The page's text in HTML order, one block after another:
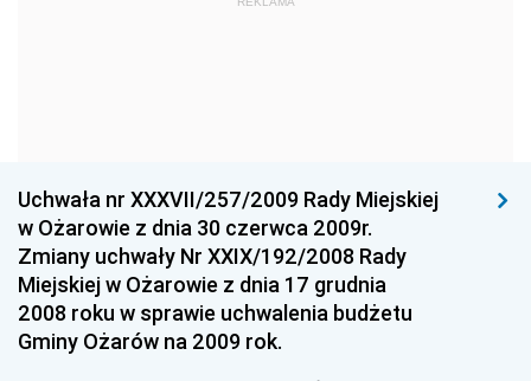
Dziennik Urzędowy Ministra Gospodarki
Dziennik Urzędowy Urzędu Ochrony Konkurencji i
Konsumentów
Dziennik Urzędowy Ministra Pracy i Polityki
Społecznej
Uchwała nr XXXVII/257/2009 Rady Miejskiej
w Ożarowie z dnia 30 czerwca 2009r.
Zmiany uchwały Nr XXIX/192/2008 Rady
Miejskiej w Ożarowie z dnia 17 grudnia
2008 roku w sprawie uchwalenia budżetu
Gminy Ożarów na 2009 rok.